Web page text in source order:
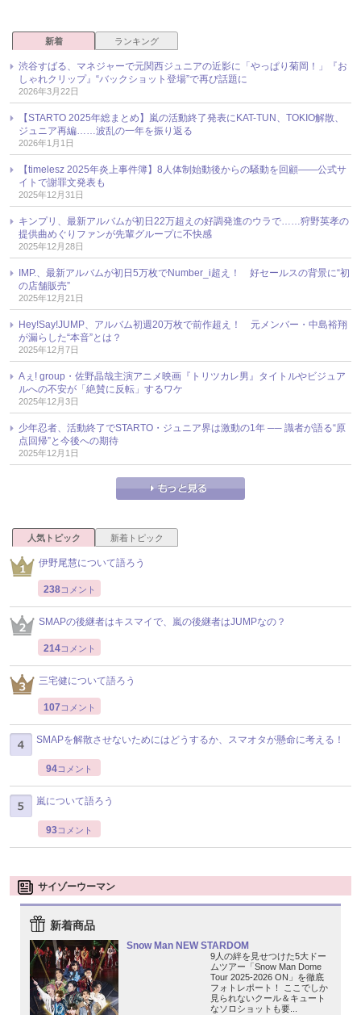
新着 ランキング
渋谷すばる、マネジャーで元関西ジュニアの近影に「やっぱり菊岡！」『お
しゃれクリップ』“バックショット登場”で再び話題に
2026年3月22日
【STARTO 2025年総まとめ】嵐の活動終了発表にKAT-TUN、TOKIO解散、
ジュニア再編……波乱の一年を振り返る
2026年1月1日
【timelesz 2025年炎上事件簿】8人体制始動後からの騒動を回顧――公式サ
イトで謝罪文発表も
2025年12月31日
キンプリ、最新アルバムが初日22万超えの好調発進のウラで……狩野英孝の
提供曲めぐりファンが先輩グループに不快感
2025年12月28日
IMP.、最新アルバムが初日5万枚でNumber_i超え！ 好セールスの背景に“初
の店舗販売”
2025年12月21日
Hey!Say!JUMP、アルバム初週20万枚で前作超え！ 元メンバー・中島裕翔
が漏らした“本音”とは？
2025年12月7日
Aぇ! group・佐野晶哉主演アニメ映画『トリツカレ男』タイトルやビジュア
ルへの不安が「絶賛に反転」するワケ
2025年12月3日
少年忍者、活動終了でSTARTO・ジュニア界は激動の1年 ── 識者が語る“原
点回帰”と今後への期待
2025年12月1日
人気トピック 新着トピック
伊野尾慧について語ろう
238コメント
SMAPの後継者はキスマイで、嵐の後継者はJUMPなの？
214コメント
三宅健について語ろう
107 コメント
SMAPを解散させないためにはどうするか、スマオタが懸命に考える！
94コメント
嵐について語ろう
93コメント
サイゾーウーマン
新着商品
Snow Man NEW STARDOM
9人の絆を見せつけた5大ドー
ムツアー「Snow Man Dome
Tour 2025-2026 ON」を徹底
フォトレポート！ ここでしか
見られないクール＆キュート
なソロショットも要...